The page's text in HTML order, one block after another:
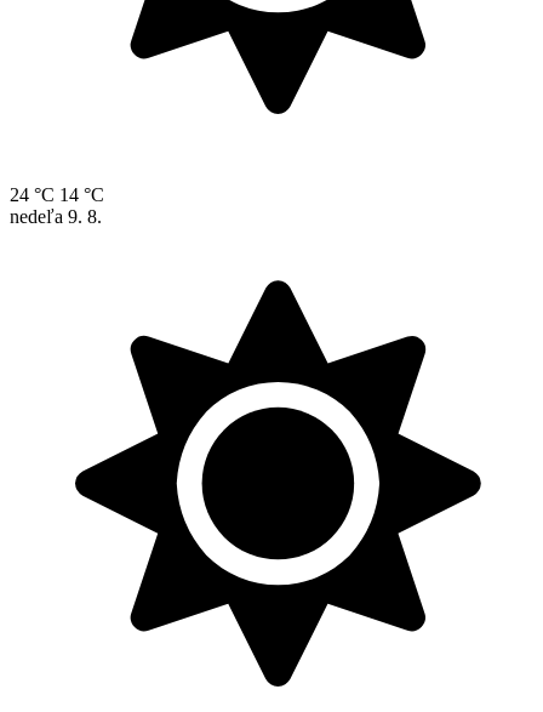
24 °C 14 °C
nedeľa 9. 8.